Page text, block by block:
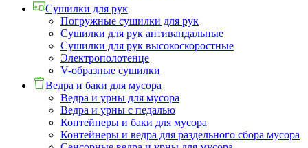
Сушилки для рук
Погружные сушилки для рук
Сушилки для рук антивандальные
Сушилки для рук высокоскоростные
Электрополотенце
V-образные сушилки
Ведра и баки для мусора
Ведра и урны для мусора
Ведра и урны с педалью
Контейнеры и баки для мусора
Контейнеры и ведра для раздельного сбора мусора